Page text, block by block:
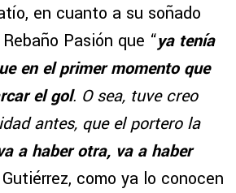
en cuanto a su soñado
Pasión que “ya tenía
en el primer momento que
el gol. O sea, tuve creo
antes, que el portero la
a haber otra, va a haber
como ya lo conocen